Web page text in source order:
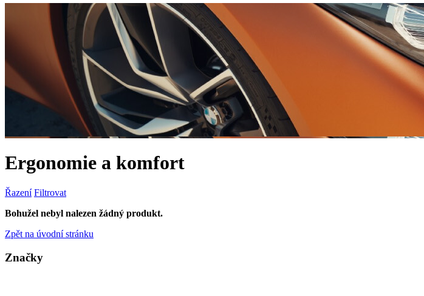
Ergonomie a komfort
Řazení Filtrovat
Bohužel nebyl nalezen žádný produkt.
Zpět na úvodní stránku
Značky